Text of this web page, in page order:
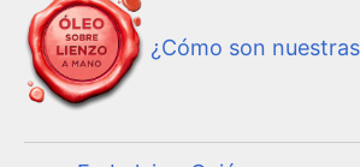
¿Cómo son